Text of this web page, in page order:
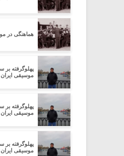
هماهنگی در
پهلوگرفته بر
موسیقی ایران
پهلوگرفته بر
موسیقی ایران
پهلوگرفته بر
موسیقی ایران